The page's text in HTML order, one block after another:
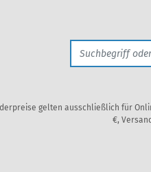
gelten ausschließlich für
€,